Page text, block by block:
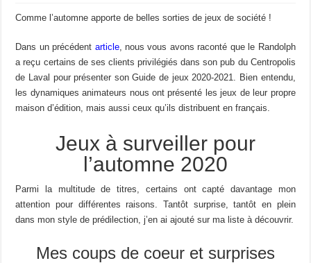
Comme l’automne apporte de belles sorties de jeux de société !
Dans un précédent article, nous vous avons raconté que le Randolph
a reçu certains de ses clients privilégiés dans son pub du Centropolis
de Laval pour présenter son Guide de jeux 2020-2021. Bien entendu,
les dynamiques animateurs nous ont présenté les jeux de leur propre
maison d’édition, mais aussi ceux qu’ils distribuent en français.
Jeux à surveiller pour
l’automne 2020
Parmi la multitude de titres, certains ont capté davantage mon
attention pour différentes raisons. Tantôt surprise, tantôt en plein
dans mon style de prédilection, j’en ai ajouté sur ma liste à découvrir.
Mes coups de coeur et surprises